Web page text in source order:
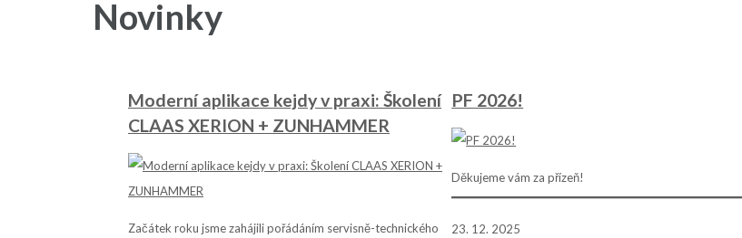
Novinky
Moderní aplikace kejdy v praxi: Školení
CLAAS XERION + ZUNHAMMER
Začátek roku jsme zahájili pořádáním servisně-technického
PF 2026!
Děkujeme vám za přízeň!
23. 12. 2025